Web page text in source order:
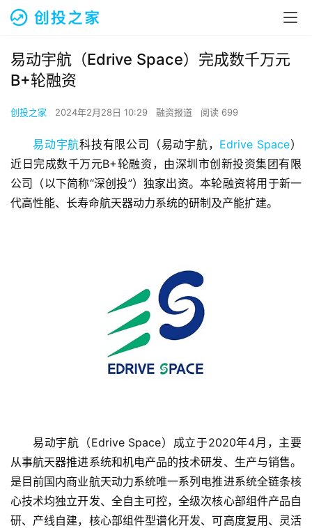
首
页
易动宇航（Edrive Space）完成数千万元
B+轮融资
创投之家 2024年2月28日 10:29 融资报道 阅读 699
易动宇航科技有限公司（易动宇航， Edrive Space）
近日完成数千万元B+轮融资，由深圳市创新投资集团有限
公司（以下简称“深创投”）独家出资。本轮融资将用于新一
代高性能、长寿命航天器动力系统的研制及产能扩建。
易动宇航（Edrive Space）成立于2020年4月，主要
从事航天器推进系统和机电产品的技术研发、生产与销售。
是目前国内商业航天动力系统唯一系列电推进系统全链条核
心技术均独立开发、全自主可控，全级次核心部组件产品自
研、产线自建，核心部组件型谱化开发、可高度复用、灵活